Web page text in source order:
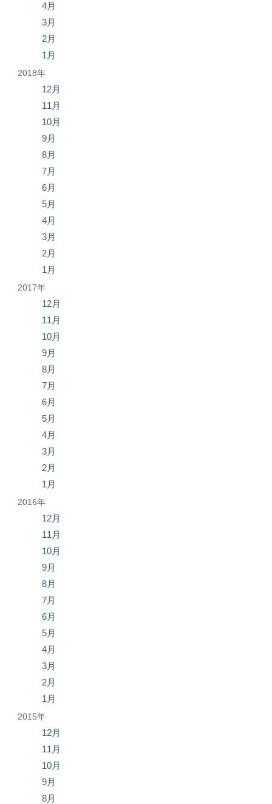
4月
3月
2月
1月
2018年
12月
11月
10月
9月
8月
7月
6月
5月
4月
3月
2月
1月
2017年
12月
11月
10月
9月
8月
7月
6月
5月
4月
3月
2月
1月
2016年
12月
11月
10月
9月
8月
7月
6月
5月
4月
3月
2月
1月
2015年
12月
11月
10月
9月
8月